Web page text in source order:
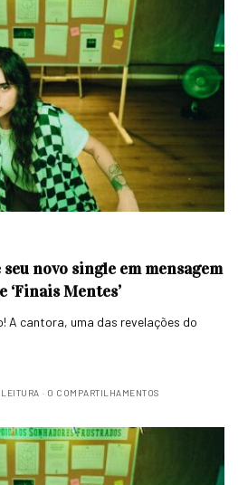
seu novo single em mensagem
Mentes’
A cantora, uma das revelações do
0 COMPARTILHAMENTOS